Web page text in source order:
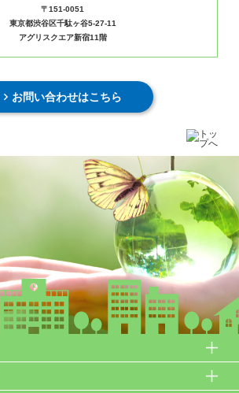
〒151-0051
東京都渋谷区千駄ヶ谷5-27-11
アグリスクエア新宿11階
お問い合わせはこちら